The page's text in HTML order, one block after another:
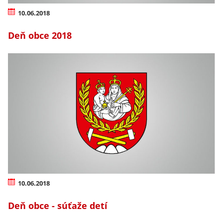
10.06.2018
Deň obce 2018
10.06.2018
Deň obce - súťaže detí